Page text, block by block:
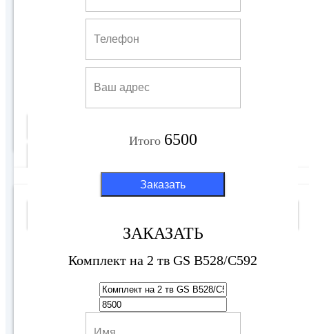
Итого 6500
Заказать
Комплект на 2 тв GS B528/C592
8500 руб
ЗАКАЗАТЬ
Комплект на 2 тв GS B528/C592